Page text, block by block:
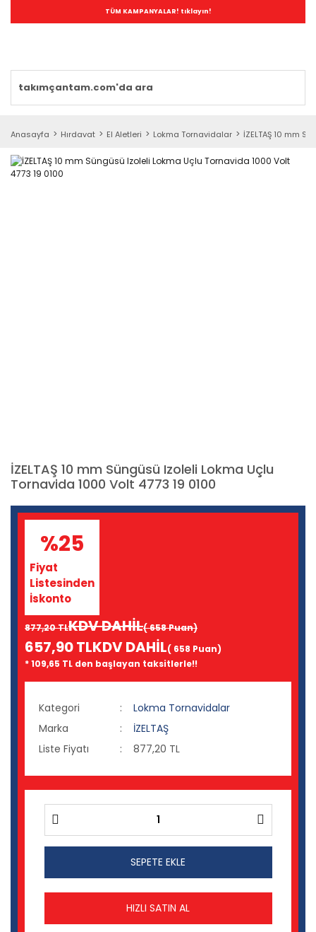
TÜM KAMPANYALAR! tıklayın!
Anasayfa Hırdavat El Aletleri Lokma Tornavidalar İZELTAŞ 10 mm
İZELTAŞ 10 mm Süngüsü Izoleli Lokma Uçlu
Tornavida 1000 Volt 4773 19 0100
%25
Fiyat
Listesinden
İskonto
877,20 TLKDV DAHİL( 658 Puan)
657,90 TLKDV DAHİL( 658 Puan)
* 109,65 TL den başlayan taksitlerle!!
Kategori
Lokma Tornavidalar
Marka
İZELTAŞ
Liste Fiyatı
877,20 TL
SEPETE EKLE
HIZLI SATIN AL